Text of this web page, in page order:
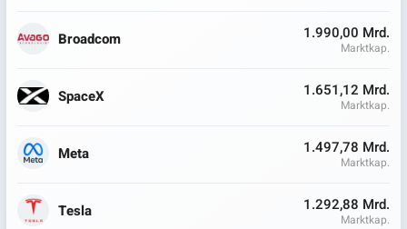
Broadcom 1.990,00 Mrd.
Marktkap.
SpaceX 1.651,12 Mrd.
Marktkap.
Meta 1.497,78 Mrd.
Marktkap.
Tesla 1.292,88 Mrd.
Marktkap.